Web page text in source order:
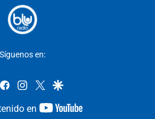
Síguenos en:
facebookinstagram
twittergoogle
en
youtube-